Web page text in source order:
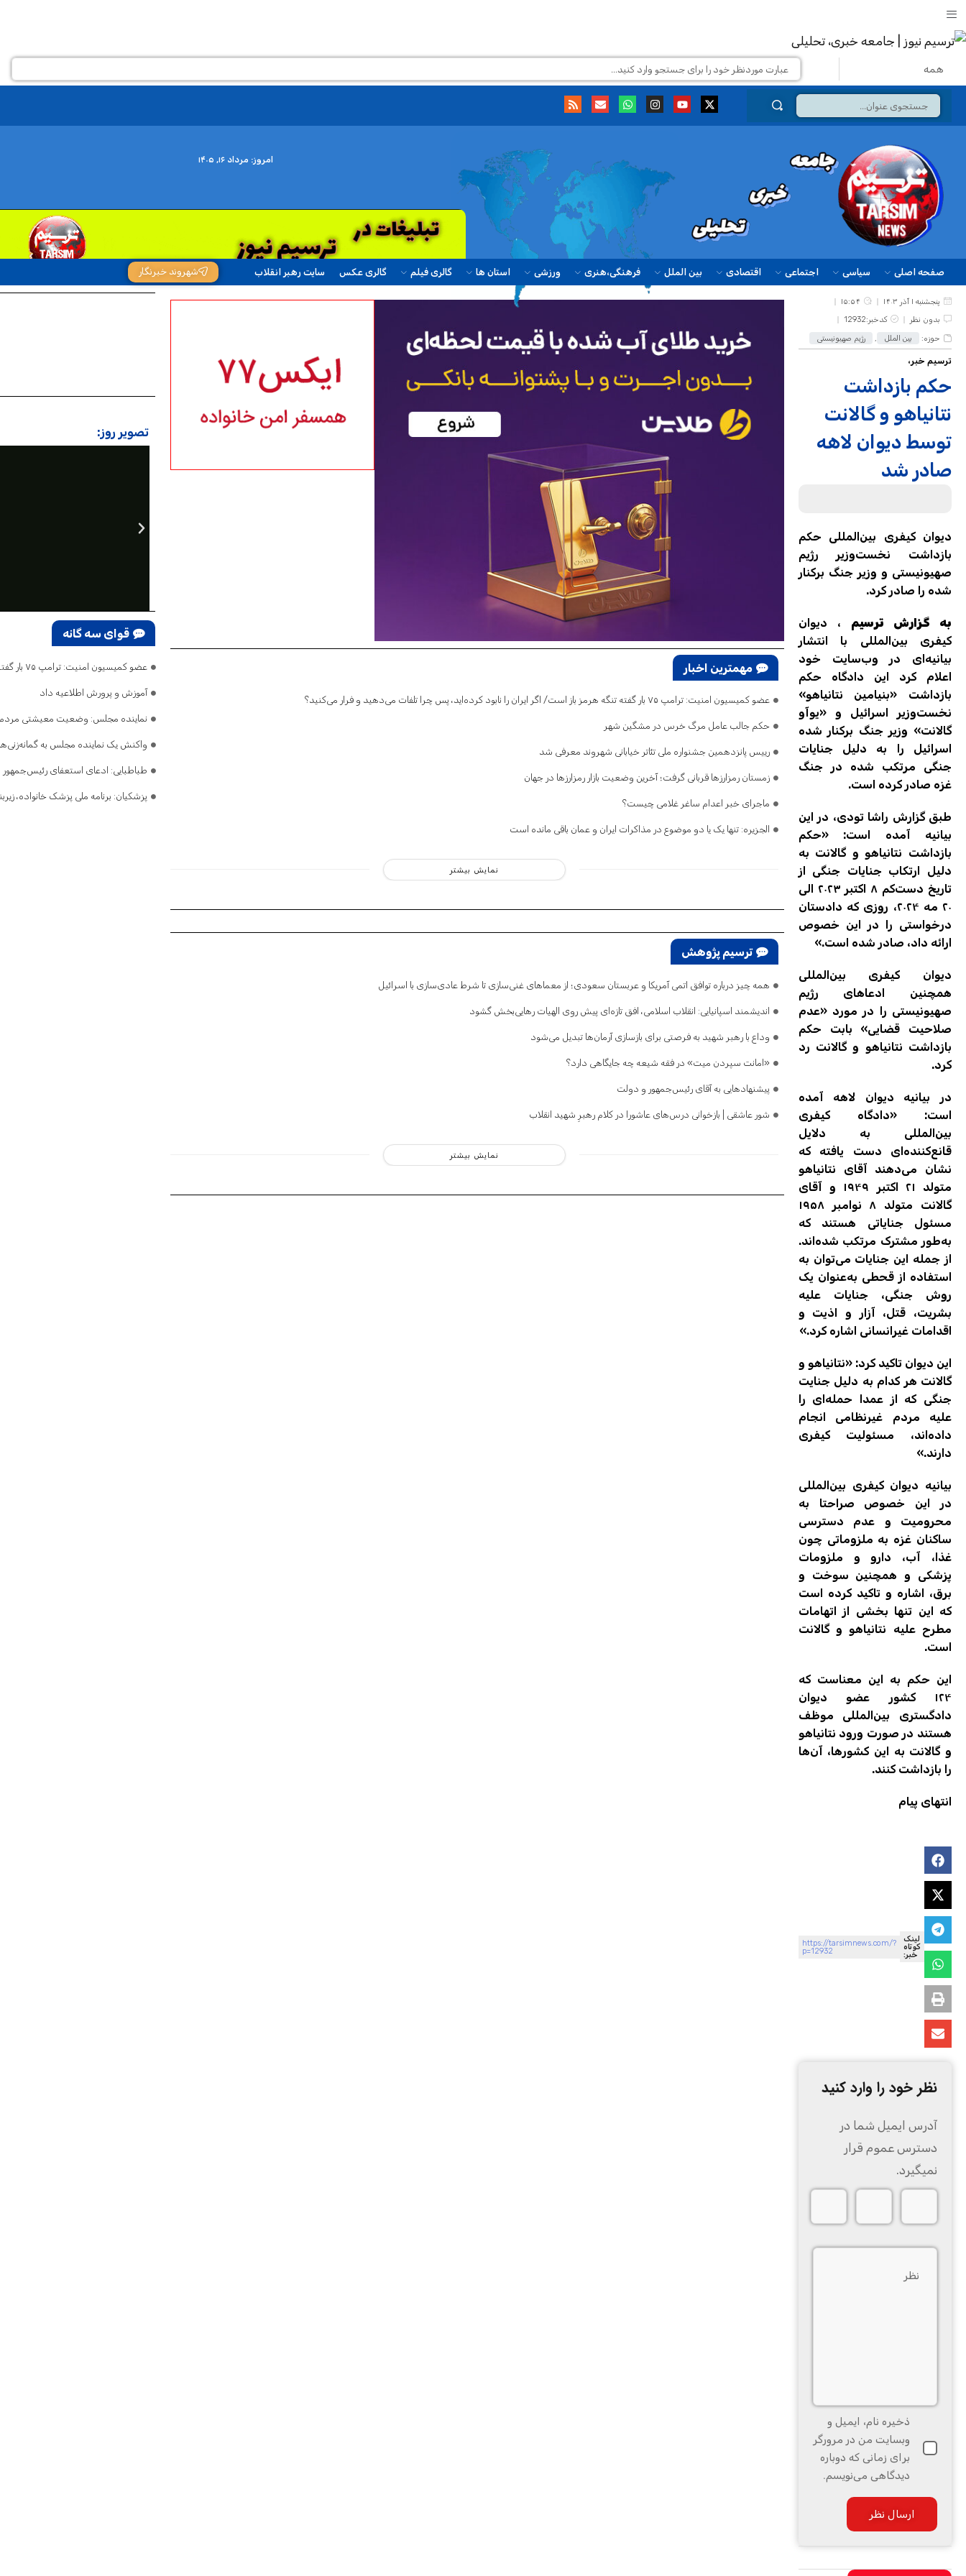
امروز: مرداد ۱۶, ۱۴۰۵
صفحه اصلی سیاسی اجتماعی اقتصادی بین الملل فرهنگی،هنری ورزشی استان ها گالری فیلم گالری عکس سایت رهبر انقلاب شهروند خبرنگار
پنجشنبه ۱ آذر ۱۴۰۳
۱۵:۵۴
بدون نظر
کدخبر:12932
حوزه:
بین الملل , رژیم صهیونیستی
ترسیم خبر،
حکم بازداشت
نتانیاهو و گالانت
توسط دیوان لاهه
صادر شد
دیوان کیفری بین‌المللی حکم
بازداشت نخست‌وزیر رژیم
صهیونیستی و وزیر جنگ برکنار
شده را صادر کرد.
به گزارش ترسیم ، دیوان
کیفری بین‌المللی با انتشار
بیانیه‌ای در وب‌سایت خود
اعلام کرد این دادگاه حکم
بازداشت «بنیامین نتانیاهو»
نخست‌وزیر اسرائیل و «یوآو
گالانت» وزیر جنگ برکنار شده
اسرائیل را به دلیل جنایات
جنگی مرتکب شده در جنگ
غزه صادر کرده است.
طبق گزارش راشا تودی، در این
بیانیه آمده است: «حکم
بازداشت نتانیاهو و گالانت به
دلیل ارتکاب جنایات جنگی از
تاریخ دست‌کم ۸ اکتبر ۲۰۲۳ الی
۲۰ مه ۲۰۲۴، روزی که دادستان
درخواستی را در این خصوص
ارائه داد، صادر شده است.»
دیوان کیفری بین‌المللی
همچنین ادعاهای رژیم
صهیونیستی را در مورد «عدم
صلاحیت قضایی» بابت حکم
بازداشت نتانیاهو و گالانت رد
کرد.
در بیانیه دیوان لاهه آمده
است: «دادگاه کیفری
بین‌المللی به دلایل
قانع‌کننده‌ای دست یافته که
نشان می‌دهند آقای نتانیاهو
متولد ۲۱ اکتبر ۱۹۴۹ و آقای
گالانت متولد ۸ نوامبر ۱۹۵۸
مسئول جنایاتی هستند که
به‌طور مشترک مرتکب شده‌اند.
از جمله این جنایات می‌توان به
استفاده از قحطی به‌عنوان یک
روش جنگی، جنایات علیه
بشریت، قتل، آزار و اذیت و
اقدامات غیرانسانی اشاره کرد.»
این دیوان تاکید کرد: «نتانیاهو و
گالانت هر کدام به دلیل جنایت
جنگی که از عمدا حمله‌ای را
علیه مردم غیرنظامی انجام
داده‌اند، مسئولیت کیفری
دارند.»
بیانیه دیوان کیفری بین‌المللی
در این خصوص صراحتا به
محرومیت و عدم دسترسی
ساکنان غزه به ملزوماتی چون
غذا، آب، دارو و ملزومات
پزشکی و همچنین سوخت و
برق، اشاره و تاکید کرده است
که این تنها بخشی از اتهامات
مطرح علیه نتانیاهو و گالانت
است.
این حکم به این معناست که
۱۲۴ کشور عضو دیوان
دادگستری بین‌المللی موظف
هستند در صورت ورود نتانیاهو
و گالانت به این کشورها، آن‌ها
را بازداشت کنند.
انتهای پیام
لینک
کوتاه
خبر:
https://tarsimnews.com/?
p=12932
نظر خود را وارد کنید
آدرس ایمیل شما در
دسترس عموم قرار
نمیگیرد.
ذخیره نام، ایمیل و
وبسایت من در مرورگر
برای زمانی که دوباره
دیدگاهی می‌نویسم.
مهمترین اخبار
عضو کمیسیون امنیت: ترامپ ۷۵ بار گفته تنگه هرمز باز است/ اگر ایران را نابود کرده‌اید، پس چرا تلفات می‌دهید و فرار می‌کنید؟
حکم جالب عامل مرگ خرس در مشگین‌ شهر
رییس پانزدهمین جشنواره ملی تئاتر خیابانی شهروند معرفی شد
زمستان رمزارزها قربانی گرفت؛ آخرین وضعیت بازار رمزارزها در جهان
ماجرای خبر اعدام ساغر غلامی چیست؟
الجزیره: تنها یک یا دو موضوع در مذاکرات ایران و عمان باقی مانده است
نمایش بیشتر
ترسیم پژوهش
همه چیز درباره توافق اتمی آمریکا و عربستان سعودی؛ از معماهای غنی‌سازی تا شرط عادی‌سازی با اسرائیل
اندیشمند اسپانیایی: انقلاب اسلامی، افق تازه‌ای پیش روی الهیات رهایی‌بخش گشود
وداع با رهبر شهید به فرصتی برای بازسازی آرمان‌ها تبدیل می‌شود
«امانت سپردن میت» در فقه شیعه چه جایگاهی دارد؟
پیشنهادهایی به آقای رئیس‌جمهور و دولت
شور عاشقی | بازخوانی درس‌های عاشورا در کلام رهبرِ شهید انقلاب
نمایش بیشتر
تصویر روز:
قوای سه گانه
عضو کمیسیون امنیت: ترامپ ۷۵ بار گفته تنگه هرمز باز است/ اگر ایران را نابود کرده‌اید، پس چرا تلفات می‌دهید و فرار می‌کنید؟
آموزش و پرورش اطلاعیه داد
نماینده مجلس: وضعیت معیشتی مردم
واکنش یک نماینده مجلس به
طباطبایی: ادعای استعفای
پزشکیان: برنامه ملی پزشک خانواده،